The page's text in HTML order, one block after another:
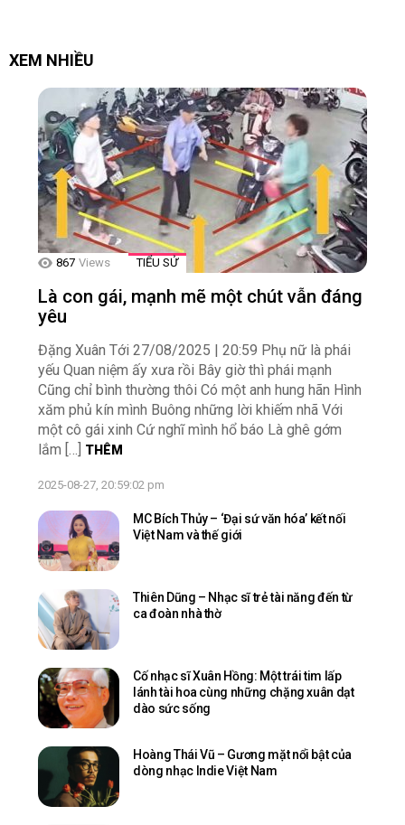
XEM NHIỀU
867 Views TIỂU SỬ
Là con gái, mạnh mẽ một chút vẫn đáng
yêu
Đặng Xuân Tới 27/08/2025 | 20:59 Phụ nữ là phái
yếu Quan niệm ấy xưa rồi Bây giờ thì phái mạnh
Cũng chỉ bình thường thôi Có một anh hung hãn Hình
xăm phủ kín mình Buông những lời khiếm nhã Với
một cô gái xinh Cứ nghĩ mình hổ báo Là ghê gớm
lắm […] THÊM
2025-08-27, 20:59:02 pm
MC Bích Thủy – ‘Đại sứ văn hóa’ kết nối
Việt Nam và thế giới
Thiên Dũng – Nhạc sĩ trẻ tài năng đến từ
ca đoàn nhà thờ
Cố nhạc sĩ Xuân Hồng: Một trái tim lấp
lánh tài hoa cùng những chặng xuân dạt
dào sức sống
Hoàng Thái Vũ – Gương mặt nổi bật của
dòng nhạc Indie Việt Nam